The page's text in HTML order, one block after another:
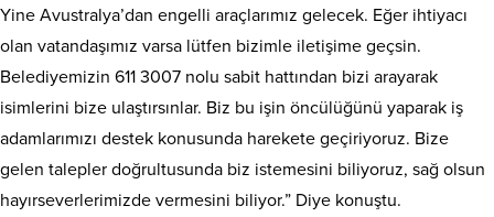
Yine Avustralya’dan engelli araçlarımız gelecek. Eğer ihtiyacı
olan vatandaşımız varsa lütfen bizimle iletişime geçsin.
Belediyemizin 611 3007 nolu sabit hattından bizi arayarak
isimlerini bize ulaştırsınlar. Biz bu işin öncülüğünü yaparak iş
adamlarımızı destek konusunda harekete geçiriyoruz. Bize
gelen talepler doğrultusunda biz istemesini biliyoruz, sağ olsun
hayırseverlerimizde vermesini biliyor.” Diye konuştu.